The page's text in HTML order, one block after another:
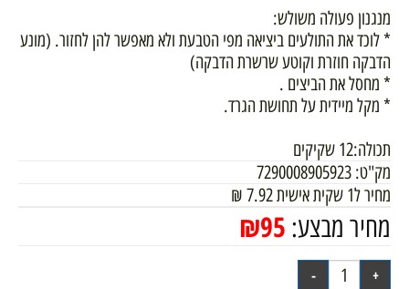
מנגנון פעולה משולש:
* לוכד את התולעים ביציאה מפי הטבעת ולא מאפשר להן לחזור. (מונע
הדבקה חוזרת וקוטע שרשרת הדבקה)
* מחסל את הביצים .
* מקל מיידית על תחושת הגרד.
תכולה:12 שקיקים
מק"ט: 7290008905923
מחיר ל1 שקית אישית
7.92
₪
מחיר מבצע: ₪95